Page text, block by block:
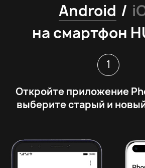
Android /
на смартфон
1
Откройте приложение
выберите старый и